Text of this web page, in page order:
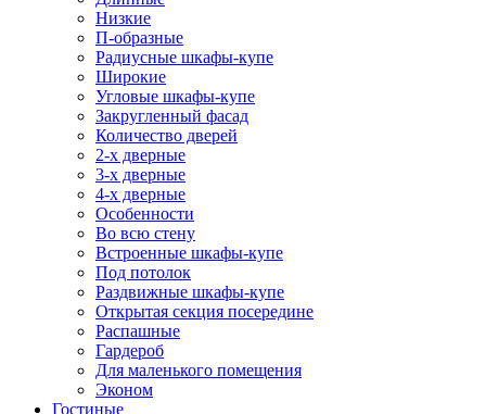
Низкие
П-образные
Радиусные шкафы-купе
Широкие
Угловые шкафы-купе
Закругленный фасад
Количество дверей
2-х дверные
3-х дверные
4-х дверные
Особенности
Во всю стену
Встроенные шкафы-купе
Под потолок
Раздвижные шкафы-купе
Открытая секция посередине
Распашные
Гардероб
Для маленького помещения
Эконом
Гостиные